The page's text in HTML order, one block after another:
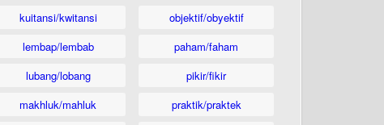
kuitansi/kwitansi
lembap/lembab
lubang/lobang
makhluk/mahluk
objektif/obyektif
paham/faham
pikir/fikir
praktik/praktek